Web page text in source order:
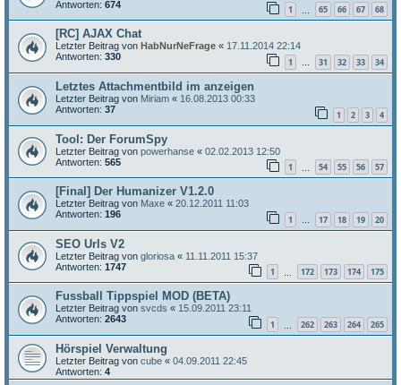
Antworten: 674 1 65 66 67 68
[RC] AJAX Chat
Letzter Beitrag von HabNurNeFrage « 17.11.2014 22:14
Antworten: 330 1 … 31 32 33 34
Letztes Attachmentbild im anzeigen
Letzter Beitrag von Miriam « 16.08.2013 00:33
Antworten: 37 1 2 3 4
Tool: Der ForumSpy
Letzter Beitrag von powerhanse « 02.02.2013 12:50
Antworten: 565 1 54 55 56 57
[Final] Der Humanizer V1.2.0
Letzter Beitrag von Maxe « 20.12.2011 11:03
Antworten: 196 1 … 17 18 19 20
SEO Urls V2
Letzter Beitrag von gloriosa « 11.11.2011 15:37
Antworten: 1747 1 172 173 174 175
Fussball Tippspiel MOD (BETA)
Letzter Beitrag von svcds « 15.09.2011 23:11
Antworten: 2643 1 262 263 264 265
Hörspiel Verwaltung
Letzter Beitrag von cube « 04.09.2011 22:45
Antworten: 4